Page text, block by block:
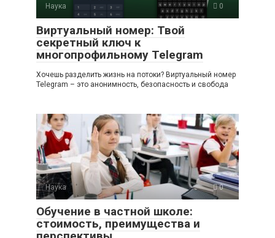
Наука 0
Виртуальный номер: Твой
секретный ключ к
многопрофильному Telegram
Хочешь разделить жизнь на потоки? Виртуальный номер
Telegram – это анонимность, безопасность и свобода
Наука 0
Обучение в частной школе:
стоимость, преимущества и